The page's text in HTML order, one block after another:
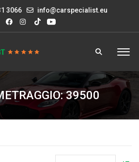
3066 info@carspecialist.eu
39500